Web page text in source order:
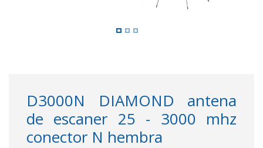
D3000N DIAMOND antena
de escaner 25 - 3000 mhz
conector N hembra